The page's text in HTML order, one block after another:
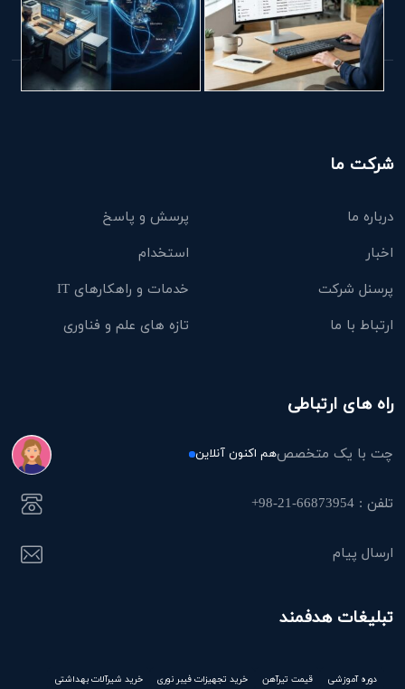
شرکت ما
درباره ما
پرسش و پاسخ
اخبار
استخدام
پرسنل شرکت
خدمات و راهکارهای IT
ارتباط با ما
تازه های علم و فناوری
راه های ارتباطی
چت با یک متخصصهم اکنون آنلاین
تلفن : 66873954-21-98+
ارسال پیام
تبلیغات هدفمند
دوره آموزشی قیمت تیرآهن خرید تجهیزات فیبر نوری خرید شیرآلات بهداشتی